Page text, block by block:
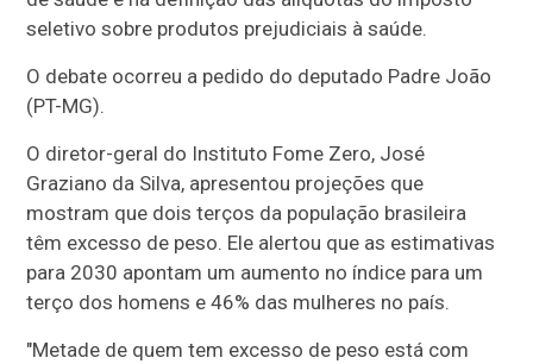
seletivo sobre produtos prejudiciais à saúde.
O debate ocorreu a pedido do deputado Padre João
(PT-MG).
O diretor-geral do Instituto Fome Zero, José
Graziano da Silva, apresentou projeções que
mostram que dois terços da população brasileira
têm excesso de peso. Ele alertou que as estimativas
para 2030 apontam um aumento no índice para um
terço dos homens e 46% das mulheres no país.
"Metade de quem tem excesso de peso está com